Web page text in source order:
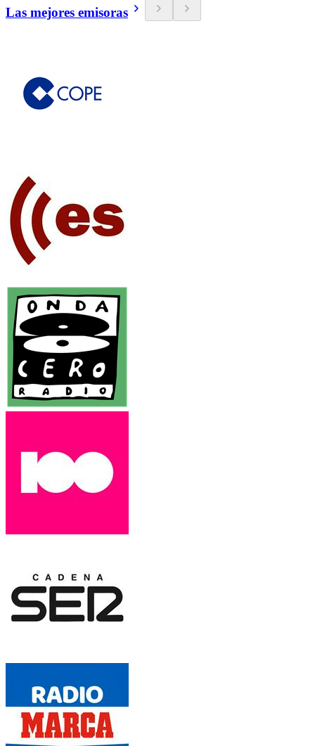
Las mejores emisoras